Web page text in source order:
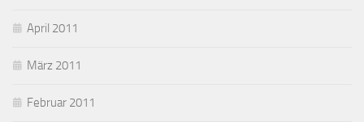
April 2011
März 2011
Februar 2011